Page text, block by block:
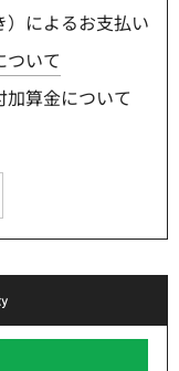
によるお支払い
ついて
算金について